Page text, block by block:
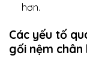
hơn.
Các yếu tố
gối nệm chân